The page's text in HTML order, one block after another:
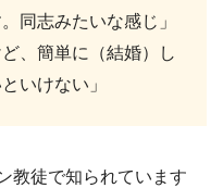
同志みたいな感じ」
、簡単に（結婚）し
いけない」
教徒で知られています